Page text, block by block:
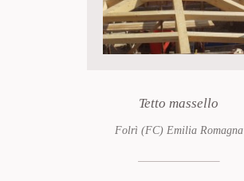
Tetto massello
Folrì (FC) Emilia Romagna